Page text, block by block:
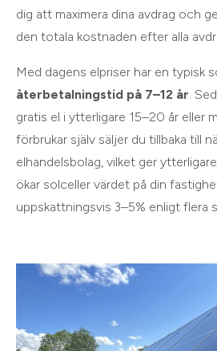
dig att maximera dina avdrag och
den totala kostnaden efter alla
Med dagens elpriser har en typisk
återbetalningstid på 7–12 år.
gratis el i ytterligare 15–20 år eller
förbrukar själv säljer du tillbaka till
elhandelsbolag, vilket ger
ökar solceller värdet på din
uppskattningsvis 3–5% enligt flera